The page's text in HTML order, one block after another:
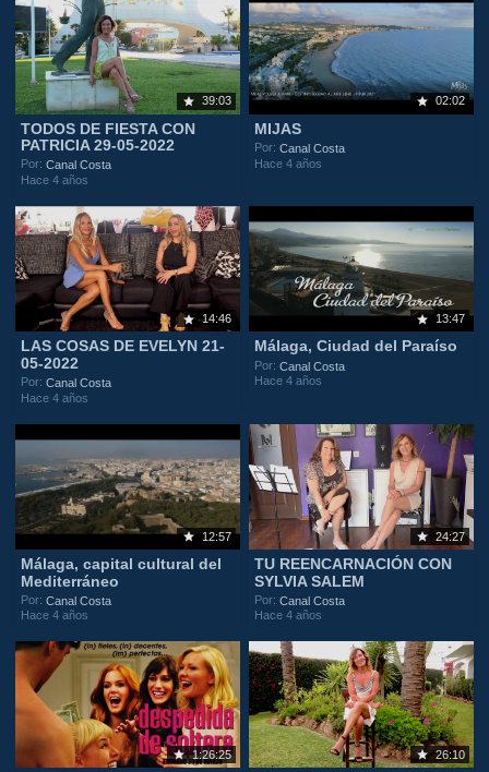
39:03
TODOS DE FIESTA CON
PATRICIA 29-05-2022
Por:Canal Costa
Hace 4 años
02:02
MIJAS
Por:Canal Costa
Hace 4 años
14:46
LAS COSAS DE EVELYN 21-
05-2022
Por:Canal Costa
Hace 4 años
13:47
Málaga, Ciudad del Paraíso
Por:Canal Costa
Hace 4 años
12:57
Málaga, capital cultural del
Mediterráneo
Por:Canal Costa
Hace 4 años
24:27
TU REENCARNACIÓN CON
SYLVIA SALEM
Por:Canal Costa
Hace 4 años
1:26:25 26:10